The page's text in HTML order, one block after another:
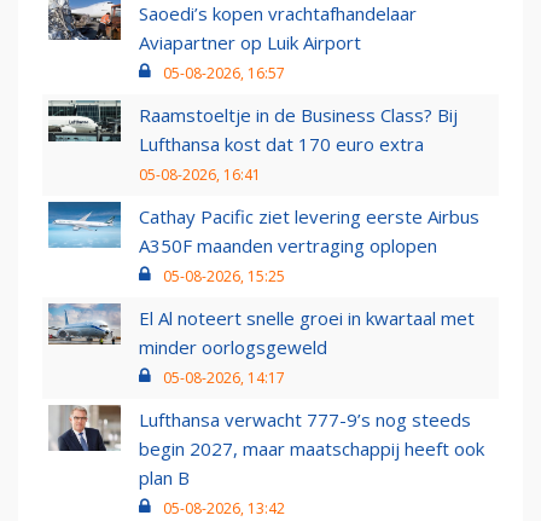
Saoedi’s kopen vrachtafhandelaar
Aviapartner op Luik Airport
05-08-2026, 16:57
Raamstoeltje in de Business Class? Bij
Lufthansa kost dat 170 euro extra
05-08-2026, 16:41
Cathay Pacific ziet levering eerste Airbus
A350F maanden vertraging oplopen
05-08-2026, 15:25
El Al noteert snelle groei in kwartaal met
minder oorlogsgeweld
05-08-2026, 14:17
Lufthansa verwacht 777-9’s nog steeds
begin 2027, maar maatschappij heeft ook
plan B
05-08-2026, 13:42